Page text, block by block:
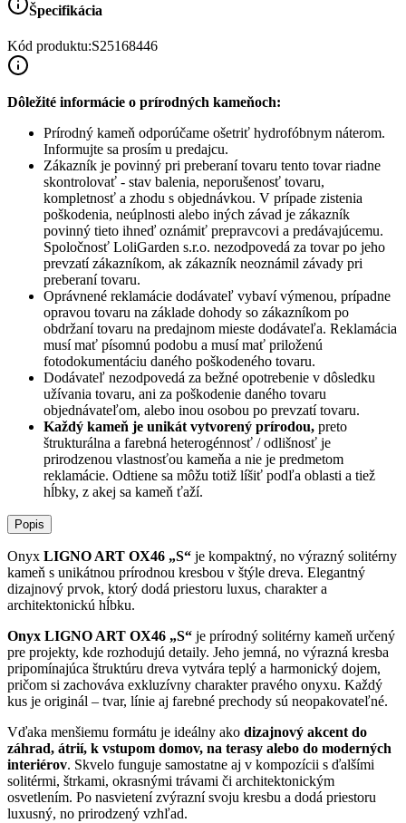
Špecifikácia
Kód produktu:S25168446
Dôležité informácie o prírodných kameňoch:
Prírodný kameň odporúčame ošetriť hydrofóbnym náterom.
Informujte sa prosím u predajcu.
Zákazník je povinný pri preberaní tovaru tento tovar riadne
skontrolovať - stav balenia, neporušenosť tovaru,
kompletnosť a zhodu s objednávkou. V prípade zistenia
poškodenia, neúplnosti alebo iných závad je zákazník
povinný tieto ihneď oznámiť prepravcovi a predávajúcemu.
Spoločnosť LoliGarden s.r.o. nezodpovedá za tovar po jeho
prevzatí zákazníkom, ak zákazník neoznámil závady pri
preberaní tovaru.
Oprávnené reklamácie dodávateľ vybaví výmenou, prípadne
opravou tovaru na základe dohody so zákazníkom po
obdržaní tovaru na predajnom mieste dodávateľa. Reklamácia
musí mať písomnú podobu a musí mať priloženú
fotodokumentáciu daného poškodeného tovaru.
Dodávateľ nezodpovedá za bežné opotrebenie v dôsledku
užívania tovaru, ani za poškodenie daného tovaru
objednávateľom, alebo inou osobou po prevzatí tovaru.
Každý kameň je unikát vytvorený prírodou, preto
štrukturálna a farebná heterogénnosť / odlišnosť je
prirodzenou vlastnosťou kameňa a nie je predmetom
reklamácie. Odtiene sa môžu totiž líšiť podľa oblasti a tiež
hĺbky, z akej sa kameň ťaží.
Popis
Onyx LIGNO ART OX46 „S“ je kompaktný, no výrazný solitérny
kameň s unikátnou prírodnou kresbou v štýle dreva. Elegantný
dizajnový prvok, ktorý dodá priestoru luxus, charakter a
architektonickú hĺbku.
Onyx LIGNO ART OX46 „S“ je prírodný solitérny kameň určený
pre projekty, kde rozhodujú detaily. Jeho jemná, no výrazná kresba
pripomínajúca štruktúru dreva vytvára teplý a harmonický dojem,
pričom si zachováva exkluzívny charakter pravého onyxu. Každý
kus je originál – tvar, línie aj farebné prechody sú neopakovateľné.
Vďaka menšiemu formátu je ideálny ako dizajnový akcent do
záhrad, átrií, k vstupom domov, na terasy alebo do moderných
interiérov. Skvelo funguje samostatne aj v kompozícii s ďalšími
solitérmi, štrkami, okrasnými trávami či architektonickým
osvetlením. Po nasvietení zvýrazní svoju kresbu a dodá priestoru
luxusný, no prirodzený vzhľad.